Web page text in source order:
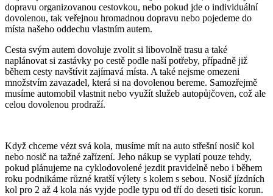
dopravu organizovanou cestovkou, nebo pokud jde o individuální
dovolenou, tak veřejnou hromadnou dopravu nebo pojedeme do
místa našeho oddechu vlastním autem.
Cesta svým autem dovoluje zvolit si libovolně trasu a také
naplánovat si zastávky po cestě podle naší potřeby, případně již
během cesty navštívit zajímavá místa. A také nejsme omezeni
množstvím zavazadel, která si na dovolenou bereme. Samozřejmě
musíme automobil vlastnit nebo využít služeb autopůjčoven, což ale
celou dovolenou prodraží.
Když chceme vézt svá kola, musíme mít na auto střešní nosič kol
nebo nosič na tažné zařízení. Jeho nákup se vyplatí pouze tehdy,
pokud plánujeme na cyklodovolené jezdit pravidelně nebo i během
roku podnikáme různé kratší výlety s kolem s sebou. Nosič jízdních
kol pro 2 až 4 kola nás vyjde podle typu od tří do deseti tisíc korun.